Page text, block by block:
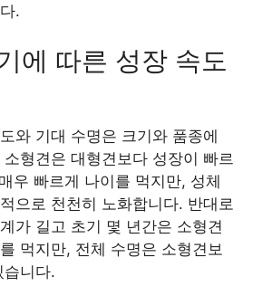
.
에 따른 성장 속도
와 기대 수명은 크기와 품종에
형견은 대형견보다 성장이 빠르
우 빠르게 나이를 먹지만, 성체
으로 천천히 노화합니다. 반대로
가 길고 초기 몇 년간은 소형견
먹지만, 전체 수명은 소형견보
습니다.